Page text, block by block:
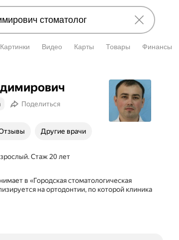
Картинки Видео Карты Товары Финансы
Поделиться
Другие врачи
Стаж 20 лет
в «Городская стоматологическая
на ортодонтии, по которой клиника